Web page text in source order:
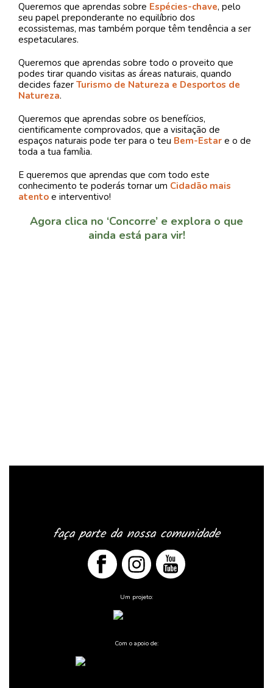
Queremos que aprendas sobre Espécies-chave, pelo
seu papel preponderante no equilíbrio dos
ecossistemas, mas também porque têm tendência a ser
espetaculares.
Queremos que aprendas sobre todo o proveito que
podes tirar quando visitas as áreas naturais, quando
decides fazer Turismo de Natureza e Desportos de
Natureza.
Queremos que aprendas sobre os benefícios,
cientificamente comprovados, que a visitação de
espaços naturais pode ter para o teu Bem-Estar e o de
toda a tua família.
E queremos que aprendas que com todo este
conhecimento te poderás tornar um Cidadão mais
atento e interventivo!
Agora clica no ‘Concorre’ e explora o que
ainda está para vir!
faça parte da nossa comunidade
Um projeto:
Com o apoio de: